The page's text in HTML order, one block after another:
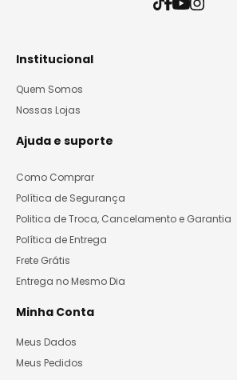
Institucional
Quem Somos
Nossas Lojas
Ajuda e suporte
Como Comprar
Política de Segurança
Politica de Troca, Cancelamento e Garantia
Política de Entrega
Frete Grátis
Entrega no Mesmo Dia
Minha Conta
Meus Dados
Meus Pedidos